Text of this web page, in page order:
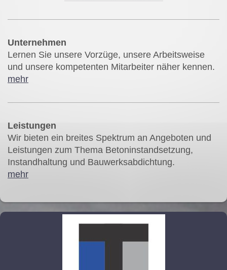
Unternehmen
Lernen Sie unsere Vorzüge, unsere Arbeitsweise
und unsere kompetenten Mitarbeiter näher kennen.
mehr
Leistungen
Wir bieten ein breites Spektrum an Angeboten und
Leistungen zum Thema Betoninstandsetzung,
Instandhaltung und Bauwerksabdichtung.
mehr